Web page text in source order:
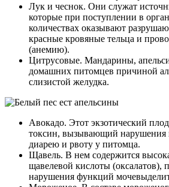
Лук и чеснок. Они служат
которые при поступлении в
количествах оказывают
красные кровяные тельца и
(анемию).
Цитрусовые. Мандарины,
домашних питомцев причиной
слизистой желудка.
Авокадо. Этот экзотический
токсин, вызывающий нарушения
диарею и рвоту у питомца.
Щавель. В нем содержится
щавелевой кислоты
нарушения функций